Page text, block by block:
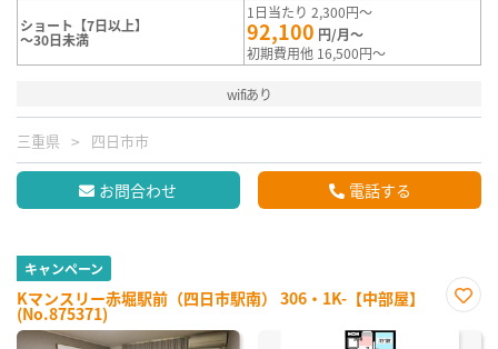
ショート【7日以上】
～30日未満
1日当たり 2,300円～
92,100 円/月～
初期費用他 16,500円～
wifiあり
三重県 四日市市
お問合わせ 電話する
キャンペーン
Kマンスリー赤堀駅前（四日市駅南） 306・1K-【中部屋】
(No.875371)
に入